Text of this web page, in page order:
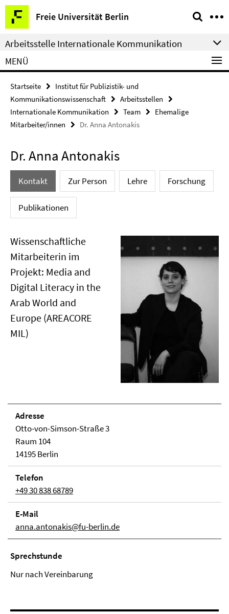
Springe
direkt
zu
Inhalt
Freie Universität Berlin
Service-
Navigation
Arbeitsstelle Internationale Kommunikation
MENÜ
Startseite
Institut für Publizistik- und
Kommunikationswissenschaft
Arbeitsstellen
Internationale Kommunikation
Team
Ehemalige
Mitarbeiter/innen
Dr. Anna Antonakis
Dr. Anna Antonakis
Kontakt Zur Person Lehre Forschung
Publikationen
Wissenschaftliche
Mitarbeiterin im
Projekt: Media and
Digital Literacy in the
Arab World and
Europe (AREACORE
MIL)
Adresse
Otto-von-Simson-Straße 3
Raum 104
14195 Berlin
Telefon
+49 30 838 68789
E-Mail
anna.antonakis@fu-berlin.de
Sprechstunde
Nur nach Vereinbarung